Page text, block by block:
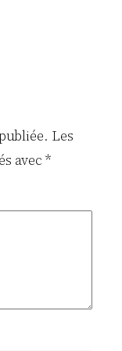
Les
avec*